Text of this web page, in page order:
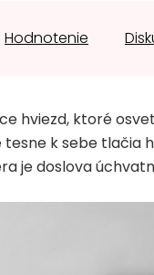
Hodnotenie
hviezd, ktoré
k sebe tlačia
je doslova